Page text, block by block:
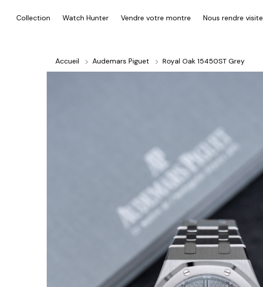
Collection Watch Hunter Vendre votre montre Nous rendre visite
Accueil Audemars Piguet Royal Oak 15450ST Grey